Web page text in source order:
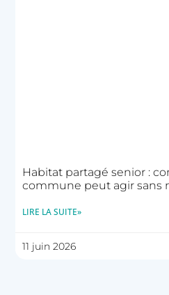
Habitat partagé senior :
commune peut agir sans
LIRE LA SUITE»
11 juin 2026